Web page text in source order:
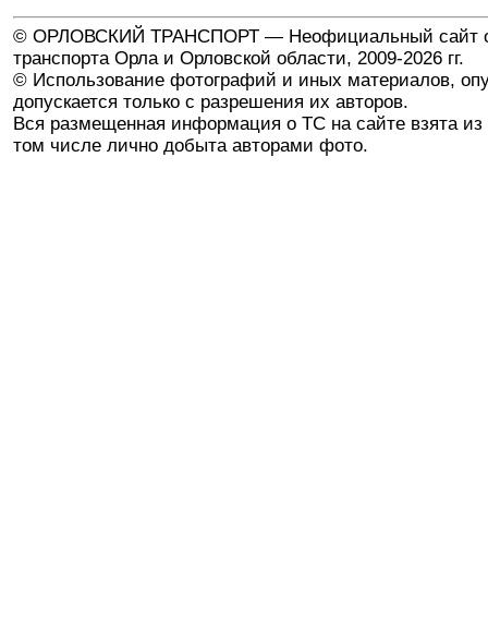
© ОРЛОВСКИЙ ТРАНСПОРТ — Неофициальный сайт
транспорта Орла и Орловской области, 2009-2026 гг.
© Использование фотографий и иных материалов,
допускается только с разрешения их авторов.
Вся размещенная информация о ТС на сайте взята из
том числе лично добыта авторами фото.